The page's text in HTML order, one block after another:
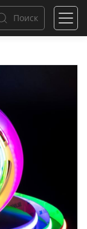
Поиск